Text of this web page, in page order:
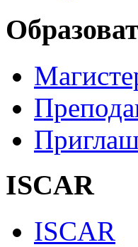
ISCAR
ISCAR